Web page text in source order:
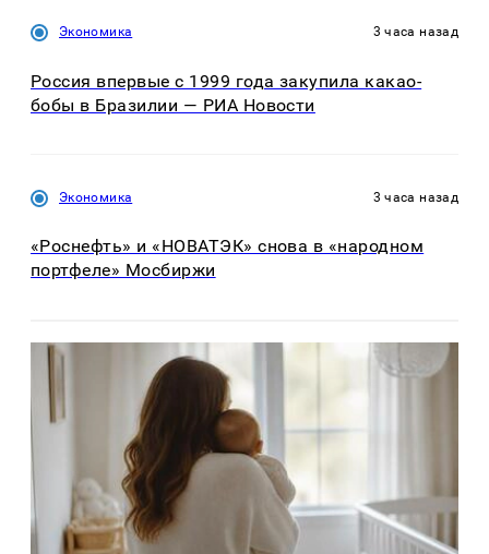
Экономика 3 часа назад
Россия впервые с 1999 года закупила какао-
бобы в Бразилии — РИА Новости
Экономика 3 часа назад
«Роснефть» и «НОВАТЭК» снова в «народном
портфеле» Мосбиржи